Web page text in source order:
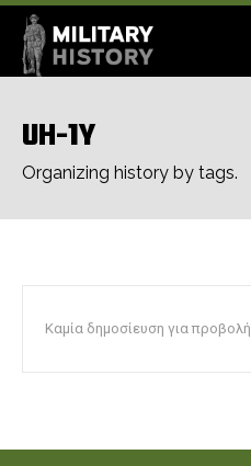
UH-1Y
Organizing history by tags.
Καμία δημοσίευση για προβολή